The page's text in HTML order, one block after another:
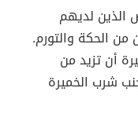
الذين لديهم
الحكة والتورم.
أن تزيد من
شرب الخميرة